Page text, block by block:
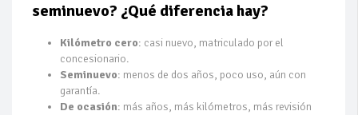
seminuevo? ¿Qué diferencia hay?
Kilómetro cero: casi nuevo, matriculado por el
concesionario.
Seminuevo: menos de dos años, poco uso, aún con
garantía.
De ocasión: más años, más kilómetros, más revisión